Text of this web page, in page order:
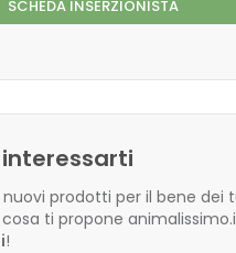
SCHEDA INSERZIONISTA
prodotti per il bene dei
ti propone